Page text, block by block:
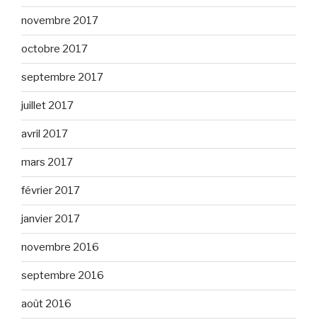
novembre 2017
octobre 2017
septembre 2017
juillet 2017
avril 2017
mars 2017
février 2017
janvier 2017
novembre 2016
septembre 2016
août 2016